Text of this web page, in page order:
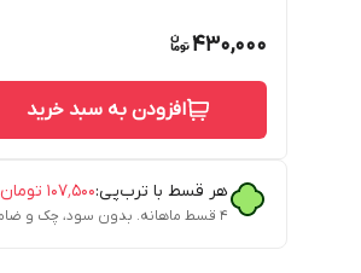
430,000
افزودن به سبد خرید
هر قسط با ترب‌پی:۱۰۷٬۵۰۰ تومان
۴ قسط ماهانه. بدون سود، چک و ضامن.